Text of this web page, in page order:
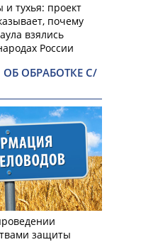
тухья: проект
почему
взялись
России
ОБРАБОТКЕ С/
защиты